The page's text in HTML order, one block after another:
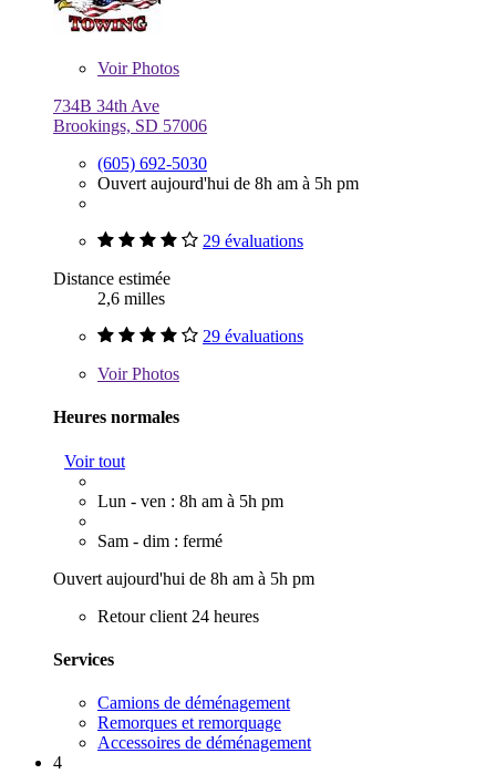
VoirPhotos
734B 34th Ave
Brookings, SD 57006
(605) 692-5030
Ouvert aujourd'hui de 8h am à 5h pm
29 évaluations
Distance estimée
2,6 milles
29 évaluations
VoirPhotos
Heures normales
Voir tout
Lun - ven : 8h am à 5h pm
Sam - dim : fermé
Ouvert aujourd'hui de 8h am à 5h pm
Retour client 24 heures
Services
Camions de déménagement
Remorques et remorquage
Accessoires de déménagement
4